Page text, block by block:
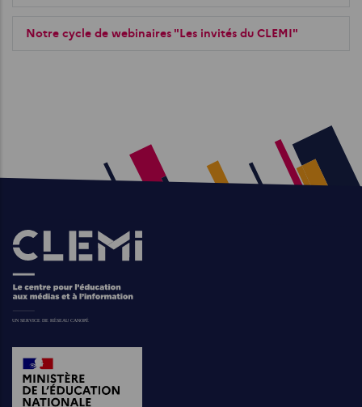
Notre cycle de webinaires "Les invités du CLEMI"
Images